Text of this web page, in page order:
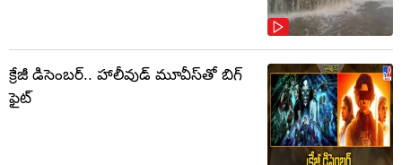
క్రేజీ డిసెంబర్‌.. హాలీవుడ్ మూవీస్‌తో బిగ్
ఫైట్‌